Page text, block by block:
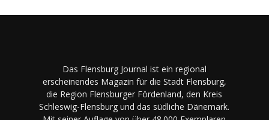
Das Flensburg Journal ist ein regional
erscheinendes Magazin für die Stadt Flensburg,
die Region Flensburger Fördenland, den Kreis
Schleswig-Flensburg und das südliche Dänemark.